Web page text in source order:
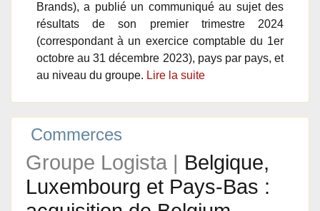
Brands), a publié un communiqué au sujet des
résultats de son premier trimestre 2024
(correspondant à un exercice comptable du 1er
octobre au 31 décembre 2023), pays par pays, et
au niveau du groupe. Lire la suite
Commerces
Groupe Logista | Belgique,
Luxembourg et Pays-Bas :